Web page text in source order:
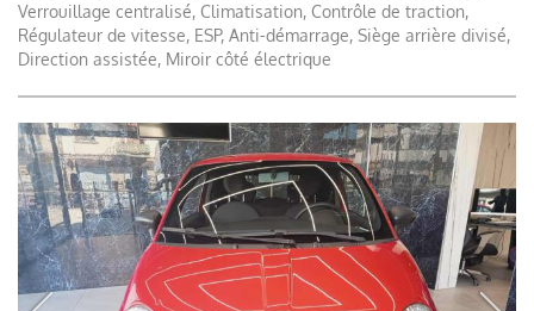
Verrouillage centralisé, Climatisation, Contrôle de traction,
Régulateur de vitesse, ESP, Anti-démarrage, Siège arrière divisé,
Direction assistée, Miroir côté électrique